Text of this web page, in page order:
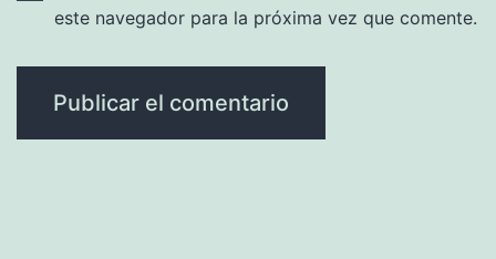
este navegador para la próxima vez que comente.